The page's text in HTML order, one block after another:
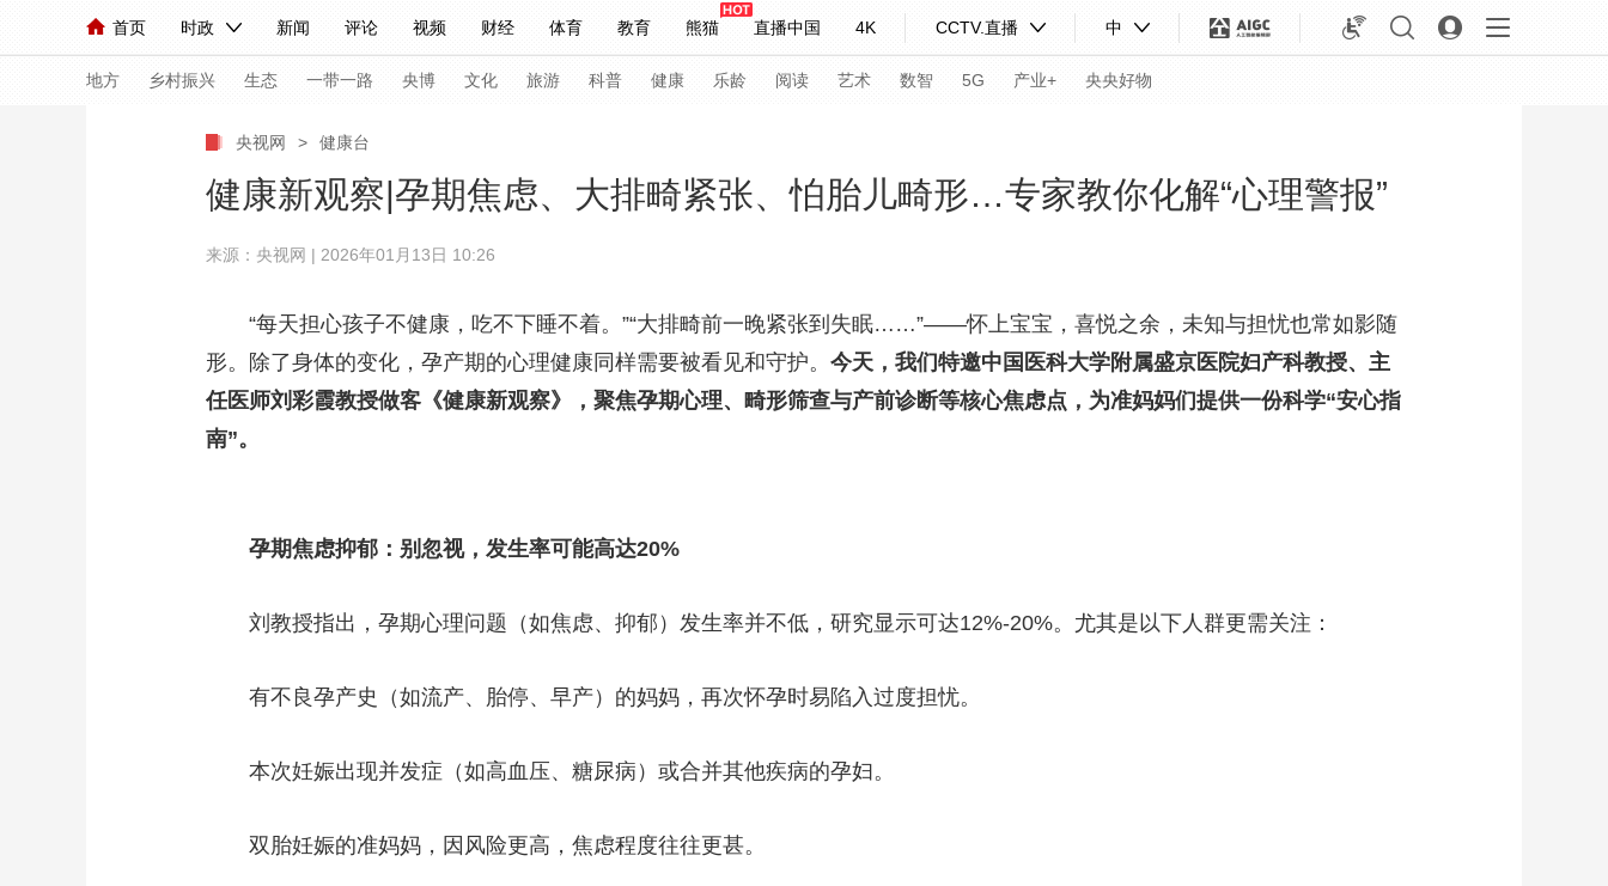
首页 时政 新闻 评论 视频 财经 体育 教育 熊猫 直播中国 4K CCTV.直播 中
人民领袖习近平 联播+ 中国领导人 央视快评 习式妙语 热解读 天天学习
直播 栏目大全 节目单 听音 微视频 主持人 下载央视影音
海外频道 iPanda English Монгол
地方 乡村振兴 生态 一带一路 央博 文化 旅游 科普 健康 乐龄 阅读 艺术 数智 5G 产业+ 央央好物
人民领袖习近平 联播+ 热解读 天天学习 习式妙语 央视快评 央视网评 光华锐评 锋面
小央视频 小央直播 直播中国 熊猫频道 VR/AR 4K专区 全景新闻
前线 比划 快看 蓝海中国 新兵请入列 人生第一次 人生第二次
大国展会 大国保险 云顶对话 云起 超级工厂 智敬中国 全民健康 颜选攻略 海洋 时尚 天气 才艺 网展
CCTV.节目官网 直播 节目单 栏目 片库 热播榜 总台企业白名单
央视网 > 健康台
健康新观察|孕期焦虑、大排畸紧张、怕胎儿畸形…专家教你化解“心理警报”
来源：央视网 | 2026年01月13日 10:26
“每天担心孩子不健康，吃不下睡不着。”“大排畸前一晚紧张到失眠……”——怀上宝宝，喜悦之余，未知与担忧也常如影随
形。除了身体的变化，孕产期的心理健康同样需要被看见和守护。 今天，我们特邀中国医科大学附属盛京医院妇产科教授、主
任医师刘彩霞教授做客《健康新观察》，聚焦孕期心理、畸形筛查与产前诊断等核心焦虑点，为准妈妈们提供一份科学“安心指
南”。
孕期焦虑抑郁：别忽视，发生率可能高达20%
刘教授指出，孕期心理问题（如焦虑、抑郁）发生率并不低，研究显示可达12%-20%。尤其是以下人群更需关注：
有不良孕产史（如流产、胎停、早产）的妈妈，再次怀孕时易陷入过度担忧。
本次妊娠出现并发症（如高血压、糖尿病）或合并其他疾病的孕妇。
双胎妊娠的准妈妈，因风险更高，焦虑程度往往更甚。